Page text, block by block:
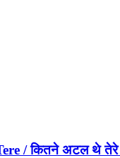
/ कितने अटल थे तेरे